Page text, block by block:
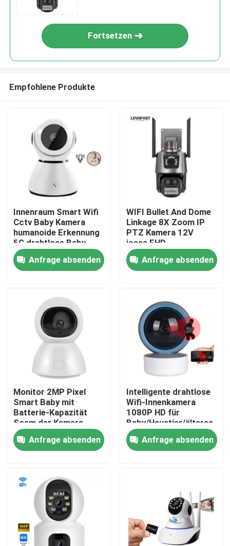
Zu Hause
Videos
Über uns
Werksbesichtigung
Qualitätskontrolle
Kontakt mit uns
Neuigkeiten
Bitte um ein Angebot
Wifi-Glühlampe-Überwachungskamera
Fortsetzen
Empfohlene Produkte
Innenraum Smart Wifi
Cctv Baby Kamera
humanoide Erkennung
5G drahtlose Baby-
Schlaf-Monitor
Anfrage absenden
WIFI Bullet And Dome
Linkage 8X Zoom IP
PTZ Kamera 12V
icsee FHD
Vorzeigelicht WIFI
KameraAnfrage absenden
Monitor 2MP Pixel
Smart Baby mit
Batterie-Kapazität
Soem der Kamera-
2000mAh
Anfrage absenden
Intelligente drahtlose
Wifi-Innenkamera
1080P HD für
Baby/Haustier/älteres
Soem-ODM
Anfrage absenden